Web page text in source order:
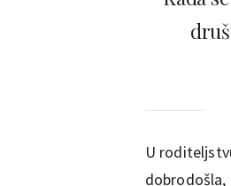
U
dobrodošla,